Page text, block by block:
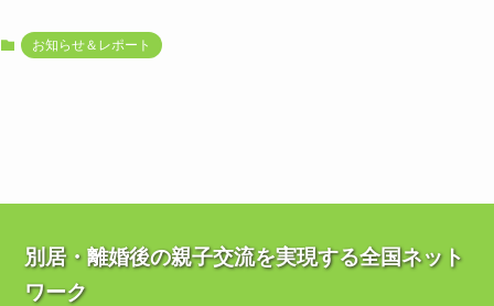
お知らせ＆レポート
別居・離婚後の親子交流を実現する全国ネット
ワーク